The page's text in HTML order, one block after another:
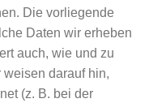
Die vorliegende
Daten wir erheben
auch, wie und zu
darauf hin,
(z. B. bei der